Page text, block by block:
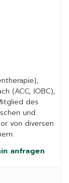
(ACC, IOBC),
des
und
von diversen
anfragen